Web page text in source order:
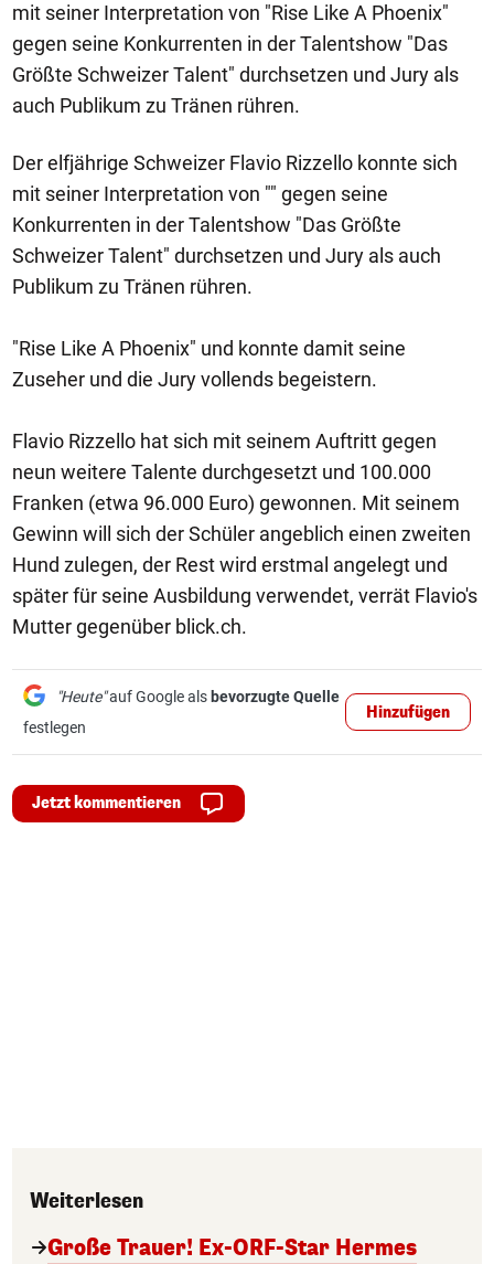
mit seiner Interpretation von "Rise Like A Phoenix"
gegen seine Konkurrenten in der Talentshow "Das
Größte Schweizer Talent" durchsetzen und Jury als
auch Publikum zu Tränen rühren.
Der elfjährige Schweizer Flavio Rizzello konnte sich
mit seiner Interpretation von "" gegen seine
Konkurrenten in der Talentshow "Das Größte
Schweizer Talent" durchsetzen und Jury als auch
Publikum zu Tränen rühren.
"Rise Like A Phoenix" und konnte damit seine
Zuseher und die Jury vollends begeistern.
Flavio Rizzello hat sich mit seinem Auftritt gegen
neun weitere Talente durchgesetzt und 100.000
Franken (etwa 96.000 Euro) gewonnen. Mit seinem
Gewinn will sich der Schüler angeblich einen zweiten
Hund zulegen, der Rest wird erstmal angelegt und
später für seine Ausbildung verwendet, verrät Flavio's
Mutter gegenüber blick.ch.
"Heute"auf Google als bevorzugte Quelle
festlegen
Hinzufügen
Jetzt kommentieren
Weiterlesen
Große Trauer! Ex-ORF-Star Hermes